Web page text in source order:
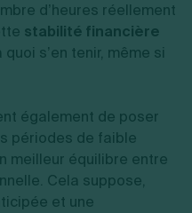
d’heures réellement
stabilité financière
s’en tenir, même si
également de poser
périodes de faible
meilleur équilibre entre
Cela suppose,
et une